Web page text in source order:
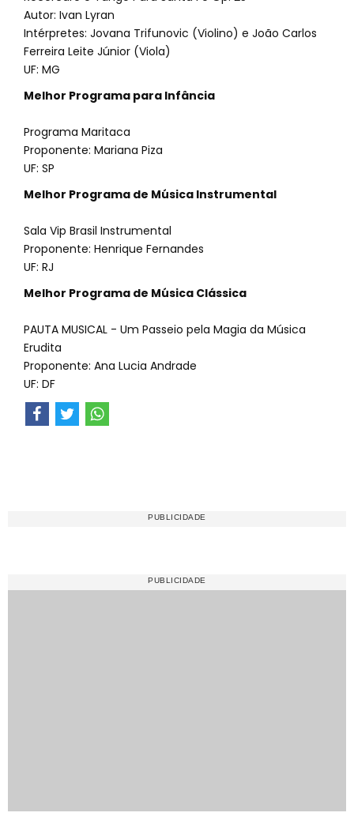
Autor: Ivan Lyran
Intérpretes: Jovana Trifunovic (Violino) e João Carlos
Ferreira Leite Júnior (Viola)
UF: MG
Melhor Programa para Infância
Programa Maritaca
Proponente: Mariana Piza
UF: SP
Melhor Programa de Música Instrumental
Sala Vip Brasil Instrumental
Proponente: Henrique Fernandes
UF: RJ
Melhor Programa de Música Clássica
PAUTA MUSICAL - Um Passeio pela Magia da Música
Erudita
Proponente: Ana Lucia Andrade
UF: DF